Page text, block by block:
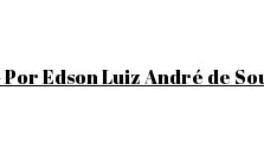
Edson Luiz André de